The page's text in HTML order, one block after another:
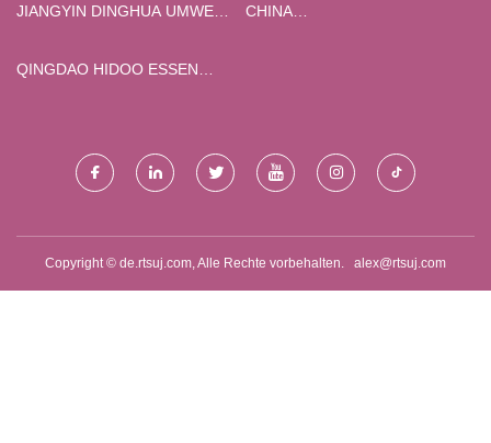
JIANGYIN DINGHUA UMWELT
LTD
CHINA
QINGDAO HIDOO ESSEN
Copyright © de.rtsuj.com, Alle Rechte vorbehalten. alex@rtsuj.com